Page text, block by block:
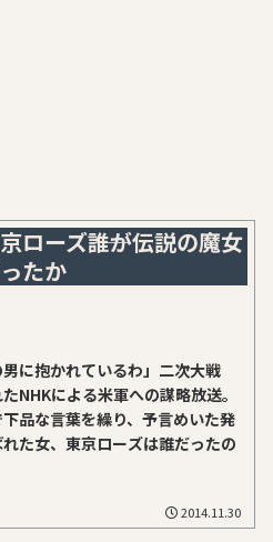
ローズ――誰が伝説の魔女
たか
男に抱かれているわ」二次大戦
NHKによる米軍への謀略放送。
品な言葉を繰り、予言めいた発
た女、東京ローズは誰だったの
2014.11.30